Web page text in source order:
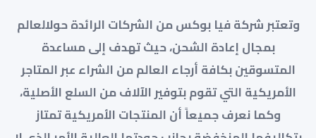
وتعتبر شركة فيا بوكس من الشركات الرائدة حولالعالم
بمجال إعادة الشحن، حيث تهدف إلى مساعدة
المتسوقين بكافة أرجاء العالم من الشراء عبر المتاجر
الأمريكية التي تقوم بتوفير الآلاف من السلع الأصلية،
وكما نعرف جميعاً أن المنتجات الأمريكية تمتاز